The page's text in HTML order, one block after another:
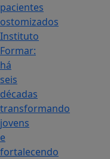
pacientes
ostomizados
Instituto
Formar:
há
seis
décadas
transformando
jovens
e
fortalecendo